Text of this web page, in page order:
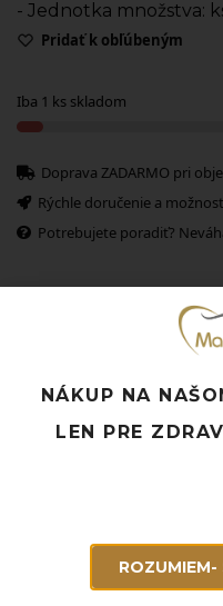
- Jednotka množstva:
Pridať k obľúbeným
Iba 1 ks skladom
Doprava ZADARMO pri
Rýchle doručenie a
Potrebujete poradiť?
Súvisiace
NÁKUP NA
LEN PRE